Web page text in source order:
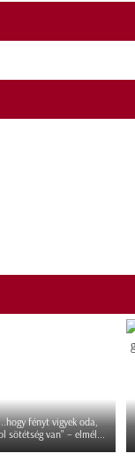
fényt vigyek oda,
sötétség van" – elmél...